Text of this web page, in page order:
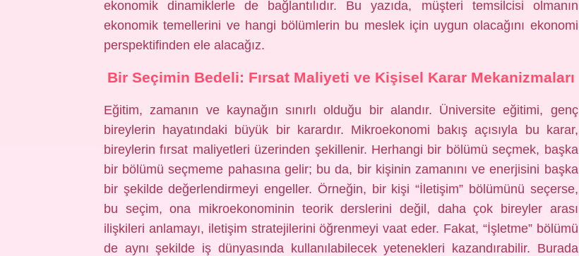
ekonomik dinamiklerle de bağlantılıdır. Bu yazıda, müşteri temsilcisi olmanın
ekonomik temellerini ve hangi bölümlerin bu meslek için uygun olacağını ekonomi
perspektifinden ele alacağız.
Bir Seçimin Bedeli: Fırsat Maliyeti ve Kişisel Karar Mekanizmaları
Eğitim, zamanın ve kaynağın sınırlı olduğu bir alandır. Üniversite eğitimi, genç
bireylerin hayatındaki büyük bir karardır. Mikroekonomi bakış açısıyla bu karar,
bireylerin fırsat maliyetleri üzerinden şekillenir. Herhangi bir bölümü seçmek, başka
bir bölümü seçmeme pahasına gelir; bu da, bir kişinin zamanını ve enerjisini başka
bir şekilde değerlendirmeyi engeller. Örneğin, bir kişi “İletişim” bölümünü seçerse,
bu seçim, ona mikroekonominin teorik derslerini değil, daha çok bireyler arası
ilişkileri anlamayı, iletişim stratejilerini öğrenmeyi vaat eder. Fakat, “İşletme” bölümü
de aynı şekilde iş dünyasında kullanılabilecek yetenekleri kazandırabilir. Burada